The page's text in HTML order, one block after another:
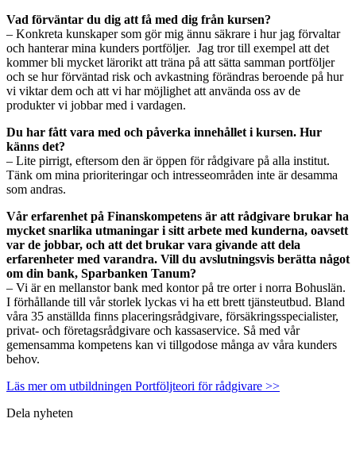
Vad förväntar du dig att få med dig från kursen?
– Konkreta kunskaper som gör mig ännu säkrare i hur jag förvaltar
och hanterar mina kunders portföljer. Jag tror till exempel att det
kommer bli mycket lärorikt att träna på att sätta samman portföljer
och se hur förväntad risk och avkastning förändras beroende på hur
vi viktar dem och att vi har möjlighet att använda oss av de
produkter vi jobbar med i vardagen.
Du har fått vara med och påverka innehållet i kursen. Hur
känns det?
– Lite pirrigt, eftersom den är öppen för rådgivare på alla institut.
Tänk om mina prioriteringar och intresseområden inte är desamma
som andras.
Vår erfarenhet på Finanskompetens är att rådgivare brukar ha
mycket snarlika utmaningar i sitt arbete med kunderna, oavsett
var de jobbar, och att det brukar vara givande att dela
erfarenheter med varandra. Vill du avslutningsvis berätta något
om din bank, Sparbanken Tanum?
– Vi är en mellanstor bank med kontor på tre orter i norra Bohuslän.
I förhållande till vår storlek lyckas vi ha ett brett tjänsteutbud. Bland
våra 35 anställda finns placeringsrådgivare, försäkringsspecialister,
privat- och företagsrådgivare och kassaservice. Så med vår
gemensamma kompetens kan vi tillgodose många av våra kunders
behov.
Läs mer om utbildningen Portföljteori för rådgivare >>
Dela nyheten